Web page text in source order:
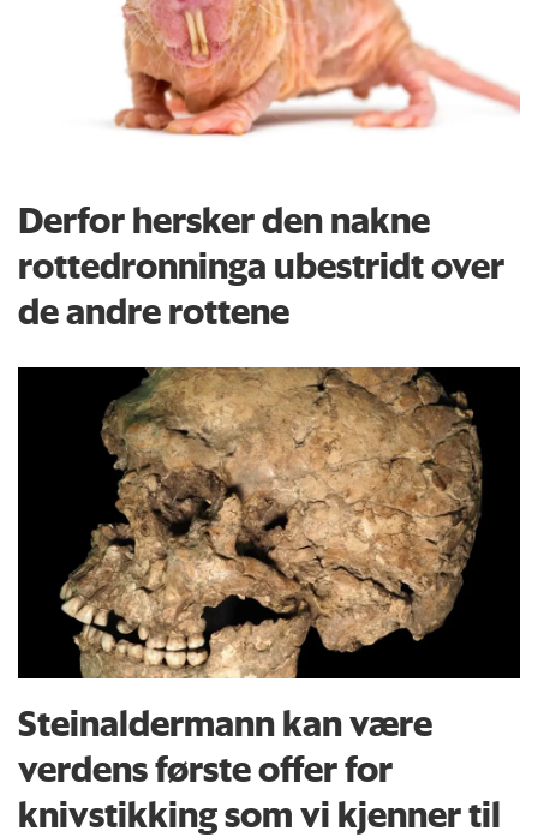
Derfor hersker den nakne
rottedronninga ubestridt over
de andre rottene
Steinaldermann kan være
verdens første offer for
knivstikking som vi kjenner til